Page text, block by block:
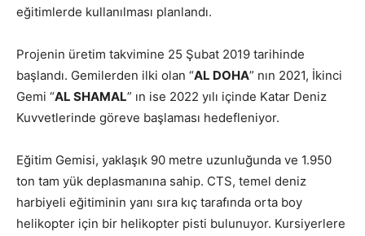
eğitimlerde kullanılması planlandı.
Projenin üretim takvimine 25 Şubat 2019 tarihinde
başlandı. Gemilerden ilki olan “AL DOHA” nın 2021, İkinci
Gemi “AL SHAMAL” ın ise 2022 yılı içinde Katar Deniz
Kuvvetlerinde göreve başlaması hedefleniyor.
Eğitim Gemisi, yaklaşık 90 metre uzunluğunda ve 1.950
ton tam yük deplasmanına sahip. CTS, temel deniz
harbiyeli eğitiminin yanı sıra kıç tarafında orta boy
helikopter için bir helikopter pisti bulunuyor. Kursiyerlere